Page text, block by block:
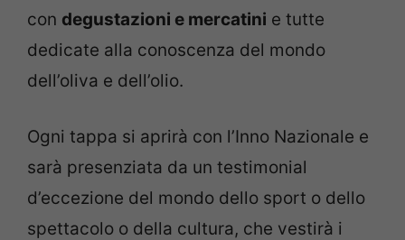
con degustazioni e mercatini e tutte
dedicate alla conoscenza del mondo
dell’oliva e dell’olio.
Ogni tappa si aprirà con l’Inno Nazionale e
sarà presenziata da un testimonial
d’eccezione del mondo dello sport o dello
spettacolo o della cultura, che vestirà i